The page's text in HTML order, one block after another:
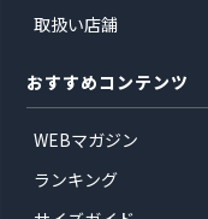
取扱い店舗
おすすめコンテンツ
WEBマガジン
ランキング